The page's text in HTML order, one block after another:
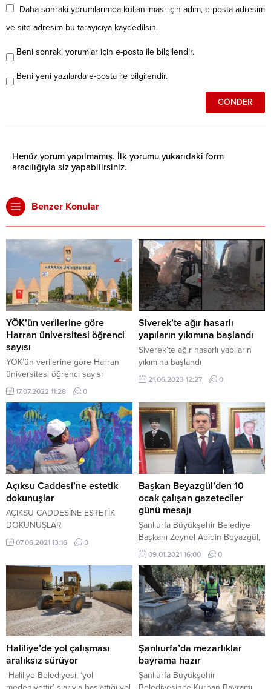
Daha sonraki yorumlarımda kullanılması için adım, e-posta adresim
ve site adresim bu tarayıcıya kaydedilsin.
Beni sonraki yorumlar için e-posta ile bilgilendir.
Beni yeni yazılarda e-posta ile bilgilendir.
Henüz yorum yapılmamış. İlk yorumu yukarıdaki form
aracılığıyla siz yapabilirsiniz.
Benzer Konular
YÖK’ün verilerine göre
Harran üniversitesi öğrenci
sayısı
YÖK’ün verilerine göre Harran
üniversitesi öğrenci sayısı
17.07.2022 11:28 0
Siverek’te ağır hasarlı
yapıların yıkımına başlandı
Siverek’te ağır hasarlı yapıların
yıkımına başlandı
21.06.2023 12:27 0
Açıksu Caddesi’ne estetik
dokunuşlar
AÇIKSU CADDESİNE ESTETİK
DOKUNUŞLAR
07.06.2021 13:16 0
Başkan Beyazgül’den 10
ocak çalışan gazeteciler
günü mesajı
Şanlıurfa Büyükşehir Belediye
Başkanı Zeynel Abidin Beyazgül,
10 Ocak Çalışan Gazeteciler
Günü dolayısıyla bir mesaj
yayımladı.
09.01.2021 16:00 0
Haliliye’de yol çalışması
aralıksız sürüyor
-Haliliye Belediyesi, ‘yol
Şanlıurfa’da mezarlıklar
bayrama hazır
Şanlıurfa Büyükşehir